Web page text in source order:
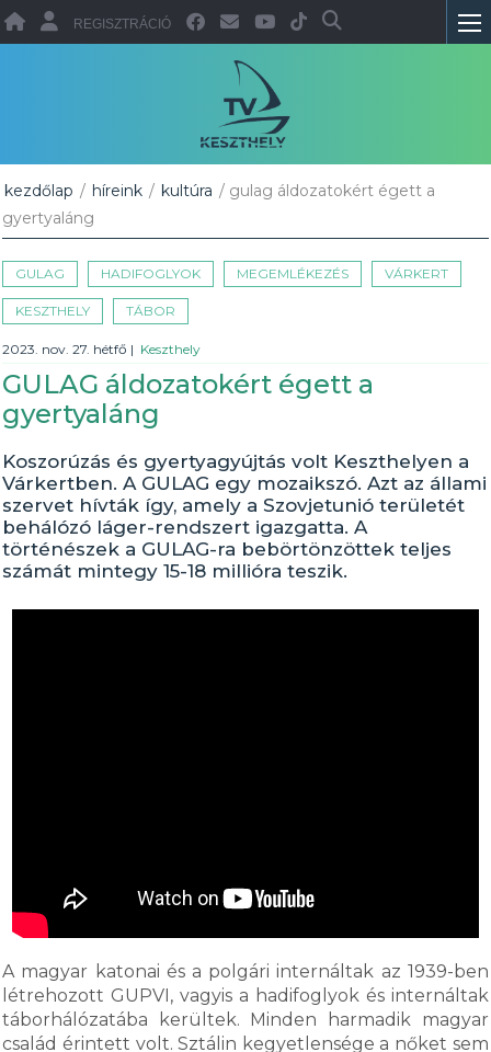
REGISZTRÁCIÓ
kezdőlap / híreink / kultúra / gulag áldozatokért égett a
gyertyaláng
GULAG HADIFOGLYOK MEGEMLÉKEZÉS VÁRKERT
KESZTHELY TÁBOR
2023. nov. 27. hétfő | Keszthely
GULAG áldozatokért égett a
gyertyaláng
Koszorúzás és gyertyagyújtás volt Keszthelyen a
Várkertben. A GULAG egy mozaikszó. Azt az állami
szervet hívták így, amely a Szovjetunió területét
behálózó láger-rendszert igazgatta. A
történészek a GULAG-ra bebörtönzöttek teljes
számát mintegy 15-18 millióra teszik.
A magyar katonai és a polgári internáltak az 1939-ben
létrehozott GUPVI, vagyis a hadifoglyok és internáltak
táborhálózatába kerültek. Minden harmadik magyar
család érintett volt. Sztálin kegyetlensége a nőket sem